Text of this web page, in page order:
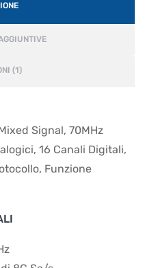
(1)
Signal, 70MHz
16 Canali Digitali,
Funzione